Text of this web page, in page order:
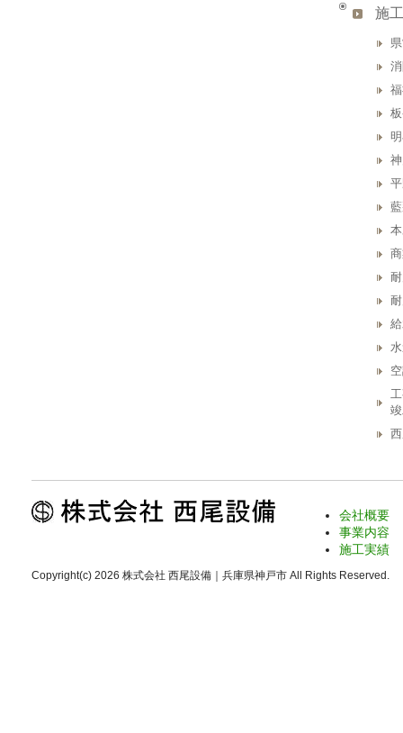
施
会社概要
事業内容
施工実績
Copyright(c) 2026 株式会社 西尾設備｜兵庫県神戸市 All Rights Reserved.